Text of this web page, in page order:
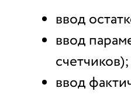
ввод
ввод
счетчиков);
ввод